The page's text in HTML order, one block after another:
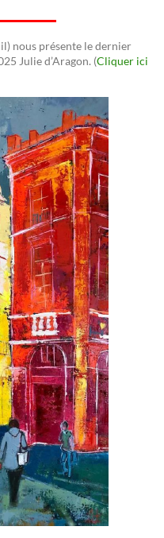
nous présente le dernier
Julie d’Aragon. (Cliquer ici